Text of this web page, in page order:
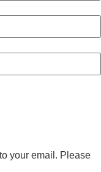
your email. Please